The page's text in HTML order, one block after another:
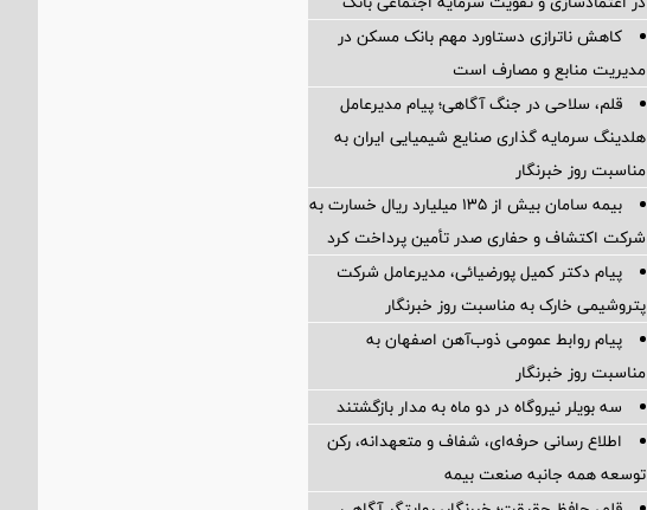
کاهش ناترازی دستاورد مهم بانک مسکن در
مدیریت منابع و مصارف است
قلم، سلاحی در جنگ آگاهی؛ پیام مدیرعامل
هلدینگ سرمایه گذاری صنایع شیمیایی ایران به
مناسبت روز خبرنگار
بیمه سامان بیش از ۱۳۵ میلیارد ریال خسارت به
شرکت اکتشاف و حفاری صدر تأمین پرداخت کرد
پیام دکتر کمیل پورضیائی، مدیرعامل شرکت
پتروشیمی خارک به مناسبت روز خبرنگار
پیام روابط عمومی ذوب‌آهن اصفهان به
مناسبت روز خبرنگار
سه بویلر نیروگاه در دو ماه به مدار بازگشتند
اطلاع رسانی حرفه‌ای، شفاف و متعهدانه، رکن
توسعه همه جانبه صنعت بیمه